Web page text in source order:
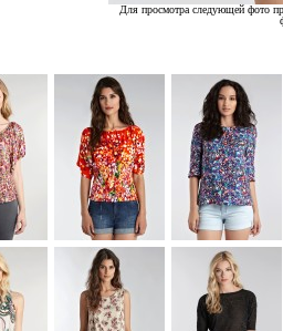
Для просмотра следующей фото